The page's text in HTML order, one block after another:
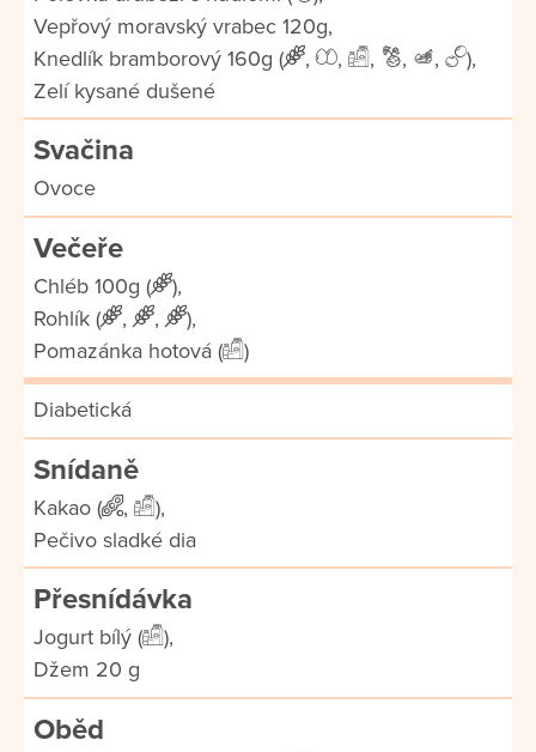
Vepřový moravský vrabec 120g,
Knedlík bramborový 160g (
, , , , ,
),
Zelí kysané dušené
Svačina
Ovoce
Večeře
Chléb 100g (
),
Rohlík (
, ,
),
Pomazánka hotová (
)
Diabetická
Snídaně
Kakao ( ,
),
Pečivo sladké dia
Přesnídávka
Jogurt bílý (
),
Džem 20 g
Oběd